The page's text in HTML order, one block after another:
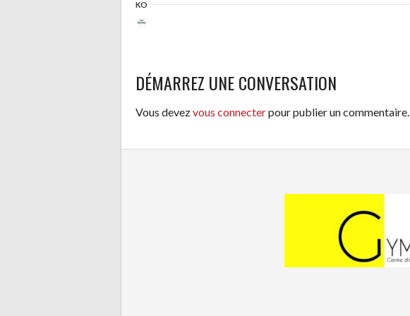
KO
DÉMARREZ UNE CONVERSATION
Vous devezvous connecterpour publier un commentaire.